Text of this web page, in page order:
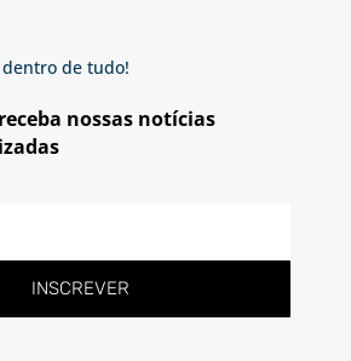
de tudo!
nossas notícias
INSCREVER